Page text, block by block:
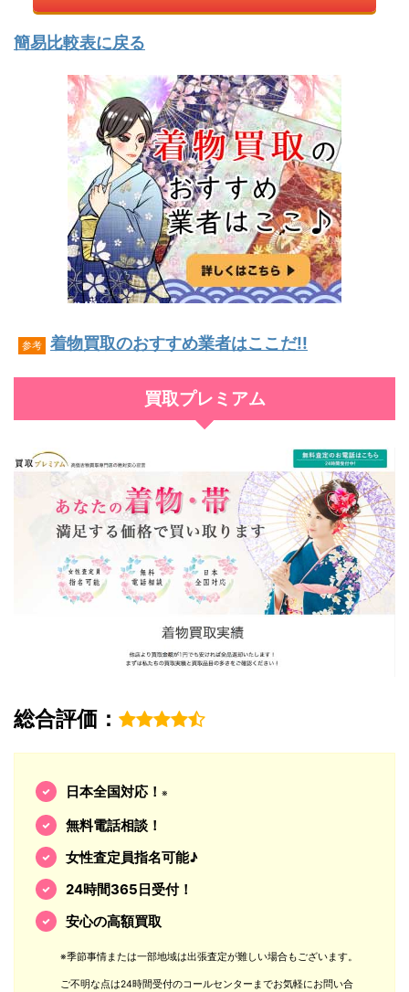
簡易比較表に戻る
参考 着物買取のおすすめ業者はここだ!!
買取プレミアム
総合評価：
日本全国対応！ ※
無料電話相談！
女性査定員指名可能♪
24時間365日受付！
安心の高額買取
※季節事情または一部地域は出張査定が難しい場合もございます。
ご不明な点は24時間受付のコールセンターまでお気軽にお問い合